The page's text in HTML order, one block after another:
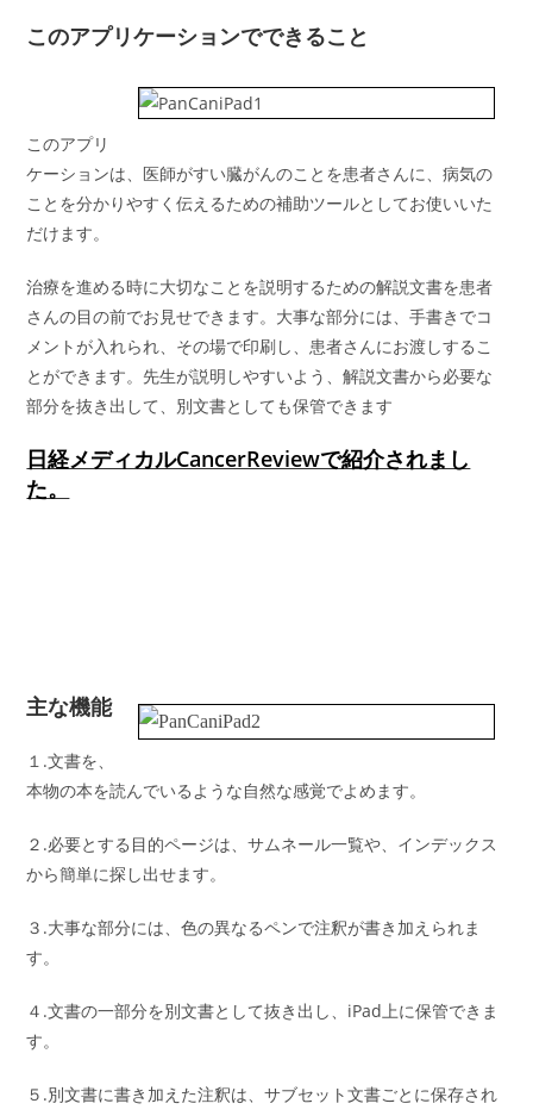
このアプリケーションでできること
このアプリ
ケーションは、医師がすい臓がんのことを患者さんに、病気の
ことを分かりやすく伝えるための補助ツールとしてお使いいた
だけます。
治療を進める時に大切なことを説明するための解説文書を患者
さんの目の前でお見せできます。大事な部分には、手書きでコ
メントが入れられ、その場で印刷し、患者さんにお渡しするこ
とができます。先生が説明しやすいよう、解説文書から必要な
部分を抜き出して、別文書としても保管できます
日経メディカルCancerReviewで紹介されまし
た。
主な機能
１.文書を、
本物の本を読んでいるような自然な感覚でよめます。
２.必要とする目的ページは、サムネール一覧や、インデックス
から簡単に探し出せます。
３.大事な部分には、色の異なるペンで注釈が書き加えられま
す。
４.文書の一部分を別文書として抜き出し、iPad上に保管できま
す。
５.別文書に書き加えた注釈は、サブセット文書ごとに保存され